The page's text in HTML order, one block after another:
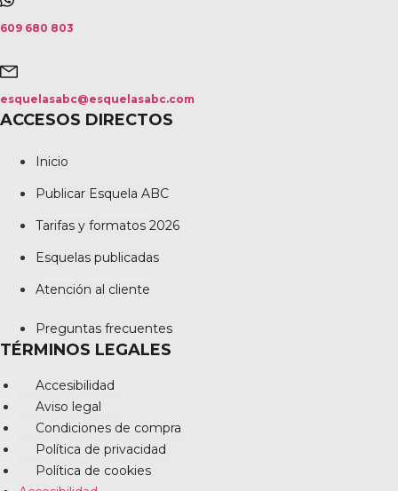
609 680 803
esquelasabc@esquelasabc.com
ACCESOS DIRECTOS
Inicio
Publicar Esquela ABC
Tarifas y formatos 2026
Esquelas publicadas
Atención al cliente
Preguntas frecuentes
TÉRMINOS LEGALES
Accesibilidad
Aviso legal
Condiciones de compra
Política de privacidad
Política de cookies